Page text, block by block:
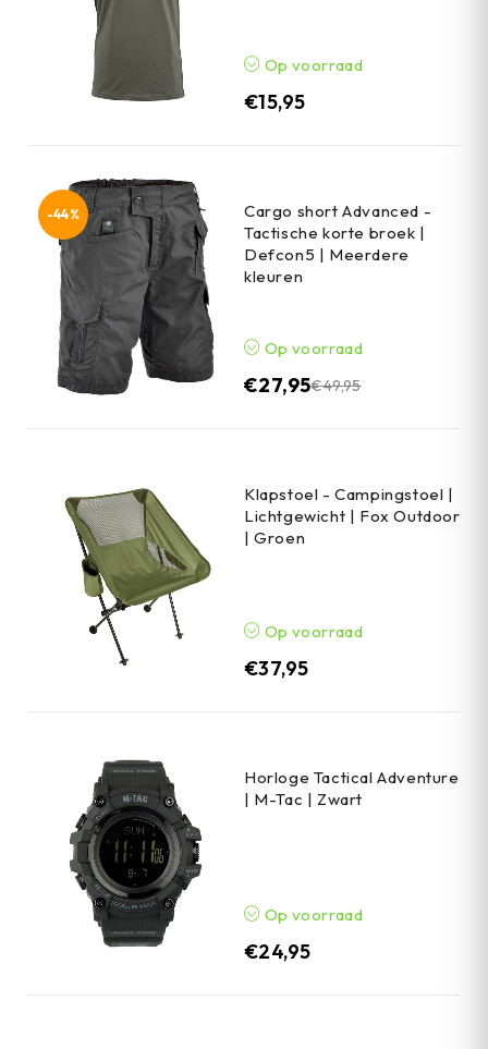
Op voorraad
€15,95
-44%
Cargo short Advanced -
Tactische korte broek |
Defcon5 | Meerdere
kleuren
Op voorraad
€49,95
€27,95
Klapstoel - Campingstoel |
Lichtgewicht | Fox Outdoor
| Groen
Op voorraad
€37,95
Horloge Tactical Adventure
| M-Tac | Zwart
Op voorraad
€24,95